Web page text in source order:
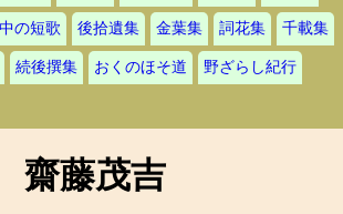
の短歌 後拾遺集 金葉集 詞花集 千載集
続後撰集 おくのほそ道 野ざらし紀行
齋藤茂吉